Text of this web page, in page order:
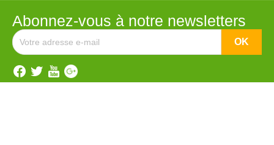
Abonnez-vous à notre newsletters